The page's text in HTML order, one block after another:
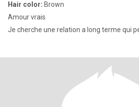
Hair color: Brown
Amour vrais
Je cherche une relation a long terme qui